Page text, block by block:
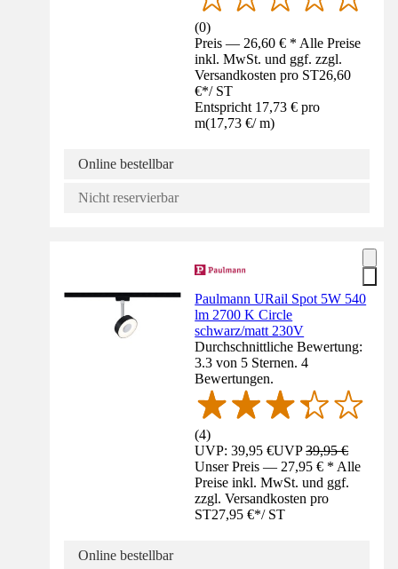
(0)
Preis — 26,60 € * Alle Preise
inkl. MwSt. und ggf. zzgl.
Versandkosten pro ST26,60
€*/ ST
Entspricht 17,73 € pro
m(17,73 €/ m)
Online bestellbar
Nicht reservierbar
Paulmann URail Spot 5W 540
lm 2700 K Circle
schwarz/matt 230V
Durchschnittliche Bewertung:
3.3 von 5 Sternen. 4
Bewertungen.
(4)
UVP: 39,95 €UVP39,95 €
Unser Preis — 27,95 € * Alle
Preise inkl. MwSt. und ggf.
zzgl. Versandkosten pro
ST27,95 €*/ ST
Online bestellbar